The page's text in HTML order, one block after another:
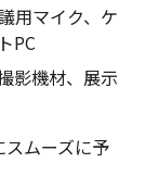
用マイク、ケ
PC
影機材、展示
ムーズに予